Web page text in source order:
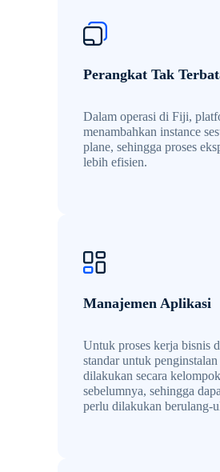
Perangkat Tak
Dalam operasi di Fiji,
menambahkan instance
plane, sehingga proses
lebih efisien.
Manajemen Aplikasi
Untuk proses kerja bisnis
standar untuk
dilakukan secara
sebelumnya, sehingga
perlu dilakukan berulang-